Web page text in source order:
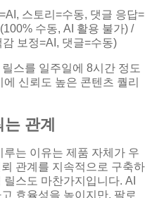
스토리=수동, 댓글 응답=
수동, AI 활용 불가) /
보정=AI, 댓글=수동)
스를 일주일에 8시간 정도
신뢰도 높은 콘텐츠 퀄리
관계
는 이유는 제품 자체가 우
관계를 지속적으로 구축하
스도 마찬가지입니다. AI
효율성을 높이지만, 팔로